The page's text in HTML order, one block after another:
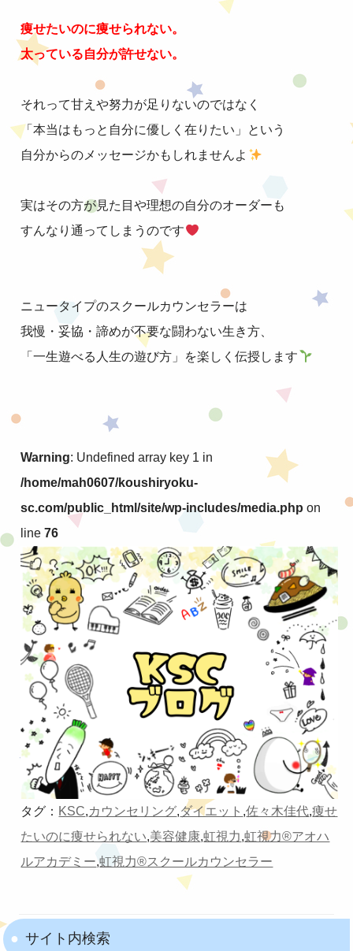
痩せたいのに痩せられない。
太っている自分が許せない。
それって甘えや努力が足りないのではなく
「本当はもっと自分に優しく在りたい」という
自分からのメッセージかもしれませんよ
実はその方が見た目や理想の自分のオーダーも
すんなり通ってしまうのです
ニュータイプのスクールカウンセラーは
我慢・妥協・諦めが不要な闘わない生き方、
「一生遊べる人生の遊び方」を楽しく伝授します
Warning: Undefined array key 1 in
/home/mah0607/koushiryoku-
sc.com/public_html/site/wp-includes/media.php on
line76
タグ： KSC,カウンセリング,ダイエット ,佐々木佳代,痩せ
たいのに痩せられない,美容健康,虹視力,虹視力®︎アオハ
ルアカデミー,虹視力®︎スクールカウンセラー
サイト内検索